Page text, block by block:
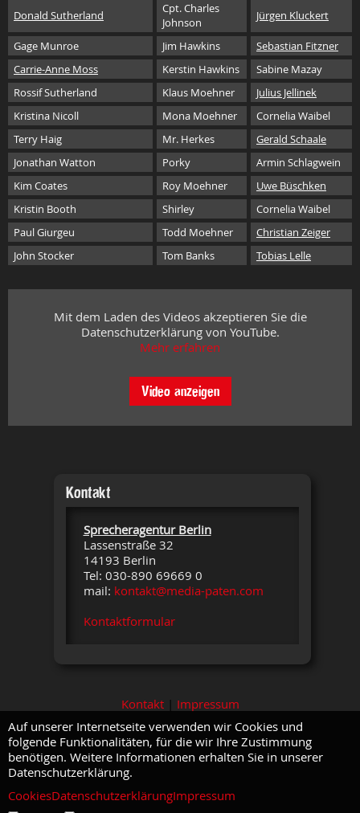
Donald Sutherland
Cpt. Charles
Johnson
Jürgen Kluckert
Gage Munroe Jim Hawkins
Sebastian Fitzner
Carrie-Anne Moss
Kerstin Hawkins
Sabine Mazay
Rossif Sutherland
Klaus Moehner
Julius Jellinek
Kristina Nicoll
Mona Moehner
Cornelia Waibel
Terry Haig
Mr. Herkes
Gerald Schaale
Jonathan Watton
Porky
Armin Schlagwein
Kim Coates
Roy Moehner
Uwe Büschken
Kristin Booth
Shirley
Cornelia Waibel
Paul Giurgeu
Todd Moehner
Christian Zeiger
John Stocker
Tom Banks Tobias Lelle
Mit dem Laden des Videos akzeptieren Sie die
Datenschutzerklärung von YouTube.
Mehr erfahren
Video anzeigen
Kontakt
Sprecheragentur Berlin
Lassenstraße 32
14193 Berlin
Tel: 030-890 69669 0
mail: kontakt@media-paten.com
Kontaktformular
Kontakt| Impressum
Auf unserer Internetseite verwenden wir Cookies und
folgende Funktionalitäten, für die wir Ihre Zustimmung
benötigen. Weitere Informationen erhalten Sie in unserer
Datenschutzerklärung.
CookiesDatenschutzerklärungImpressum